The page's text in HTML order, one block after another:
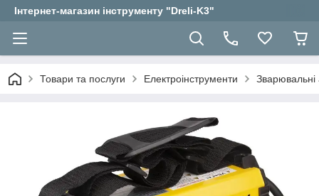
Інтернет-магазин інструменту "Dreli-K3"
Товари та послуги Електроінструменти Зварювальні